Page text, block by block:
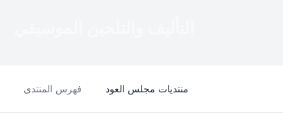
منتديات مجلس العود فهرس المنتدى